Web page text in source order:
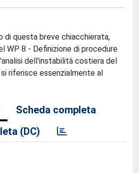
questa breve chiacchierata,
WP 8 - Definizione di procedure
dell'instabilità costiera del
riferisce essenzialmente al
Scheda completa
(DC)